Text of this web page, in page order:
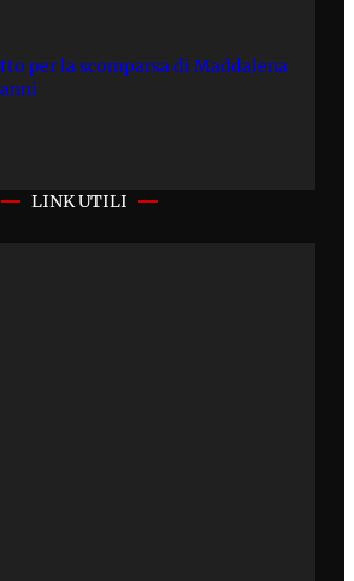
per la scomparsa di Maddalena
LINK UTILI